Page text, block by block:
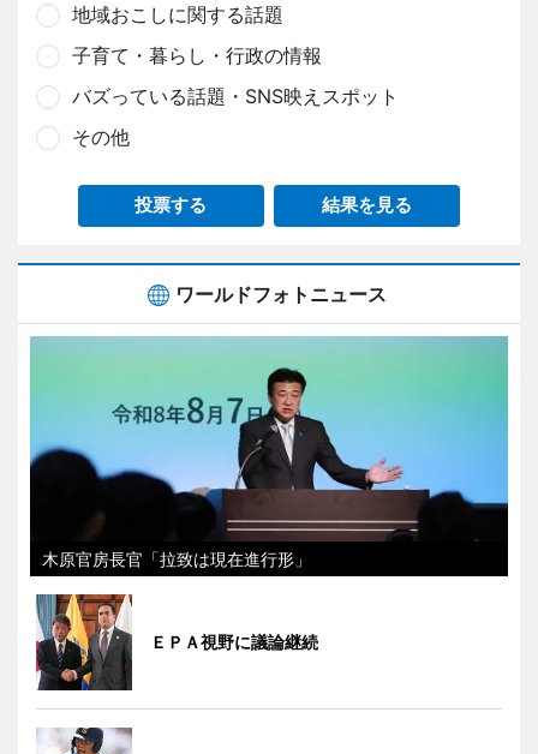
地域おこしに関する話題
子育て・暮らし・行政の情報
バズっている話題・SNS映えスポット
その他
投票する 結果を見る
ワールドフォトニュース
木原官房長官「拉致は現在進行形」
ＥＰＡ視野に議論継続